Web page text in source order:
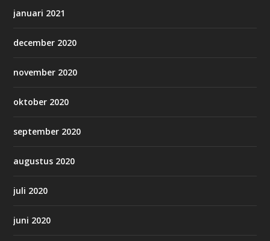
januari 2021
december 2020
november 2020
oktober 2020
september 2020
augustus 2020
juli 2020
juni 2020